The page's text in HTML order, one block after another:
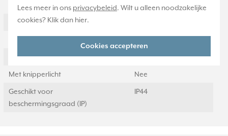
Lees meer in ons privacybeleid. Wilt u alleen noodzakelijke
cookies? Klik dan hier.
Cookies accepteren
Toepassing als drukker Nee
Met lichtbron
Uitvoering oppervlakte Glanzend
Met knipperlicht Nee
Geschikt voor
beschermingsgraad (IP)
IP44